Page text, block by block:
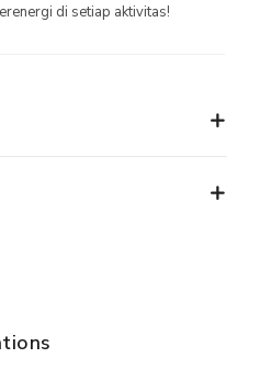
CHARMING WHITE
di setiap aktivitas!